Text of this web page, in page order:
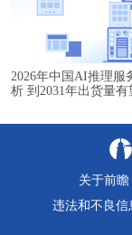
2026年中国AI推理服
析 到2031年出货量有
关于前瞻
违法和不良信